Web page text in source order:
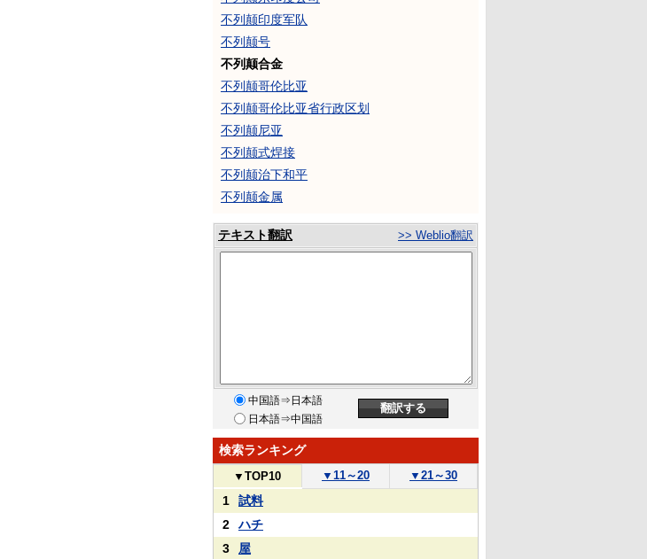
不列颠印度军队
不列颠号
不列颠合金
不列颠哥伦比亚
不列颠哥伦比亚省行政区划
不列颠尼亚
不列颠式焊接
不列颠治下和平
不列颠金属
テキスト翻訳 >> Weblio翻訳
中国語⇒日本語
日本語⇒中国語
検索ランキング
▼ TOP10 ▼ 11～20 ▼ 21～30
1
試料
2
ハチ
3
屋